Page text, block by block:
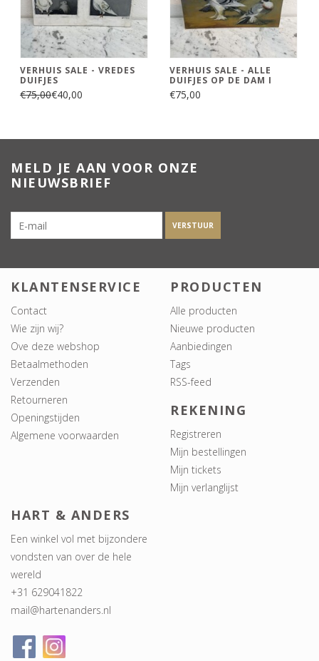
VERHUIS SALE - VREDES
DUIFJES
€75,00€40,00
VERHUIS SALE - ALLE
DUIFJES OP DE DAM I
€75,00
MELD JE AAN VOOR ONZE
NIEUWSBRIEF
VERSTUUR
KLANTENSERVICE
Contact
Wie zijn wij?
Ove deze webshop
Betaalmethoden
Verzenden
Retourneren
Openingstijden
Algemene voorwaarden
PRODUCTEN
Alle producten
Nieuwe producten
Aanbiedingen
Tags
RSS-feed
REKENING
Registreren
Mijn bestellingen
Mijn tickets
Mijn verlanglijst
HART & ANDERS
Een winkel vol met bijzondere
vondsten van over de hele
wereld
+31 629041822
mail@hartenanders.nl